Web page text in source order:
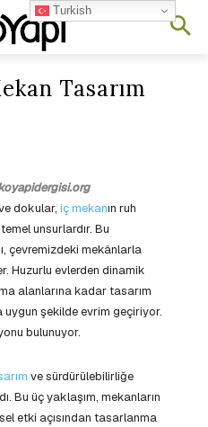
Tasarım
dokular, iç mekanın ruh
unsurlardır. Bu
çevremizdeki mekânlarla
Huzurlu evlerden dinamik
alanlarına kadar tasarım
uygun şekilde evrim geçiriyor.
bulunuyor.
ve sürdürülebilirliğe
Bu üç yaklaşım, mekanların
etki açısından tasarlanma
Turkish